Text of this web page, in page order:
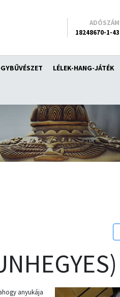
LÉLEK-HANG-JÁTÉK
ADÓSZÁM
18248670-1-43
anyukája